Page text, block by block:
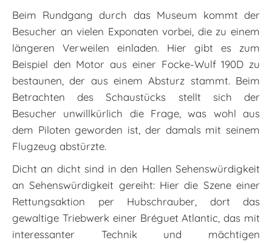
Beim Rundgang durch das Museum kommt der
Besucher an vielen Exponaten vorbei, die zu einem
längeren Verweilen einladen. Hier gibt es zum
Beispiel den Motor aus einer Focke-Wulf 190D zu
bestaunen, der aus einem Absturz stammt. Beim
Betrachten des Schaustücks stellt sich der
Besucher unwillkürlich die Frage, was wohl aus
dem Piloten geworden ist, der damals mit seinem
Flugzeug abstürzte.
Dicht an dicht sind in den Hallen Sehenswürdigkeit
an Sehenswürdigkeit gereiht: Hier die Szene einer
Rettungsaktion per Hubschrauber, dort das
gewaltige Triebwerk einer Bréguet Atlantic, das mit
interessanter Technik und mächtigen